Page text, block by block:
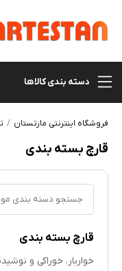
دسته بندی کالاها
فروشگاه اینترنتی مارتستان
قارچ بسته بندی
قارچ بسته بندی
خواربار، خوراکی و